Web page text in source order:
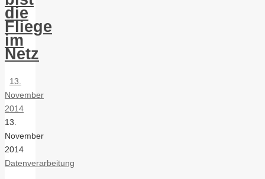
die
Fliege
im
Netz
13.
November
2014
13.
November
2014
Datenverarbeitung